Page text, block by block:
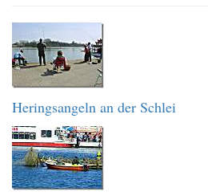
Heringsangeln an der Schlei